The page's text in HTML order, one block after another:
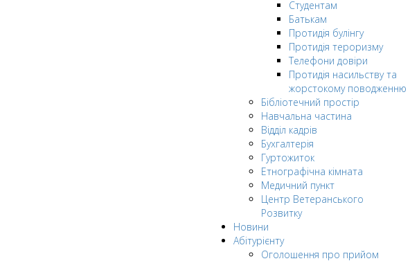
Студентам
Батькам
Протидія булінгу
Протидія тероризму
Телефони довіри
Протидія насильству та
жорстокому поводженню
Бібліотечний простір
Навчальна частина
Відділ кадрів
Бухгалтерія
Гуртожиток
Етнографічна кімната
Медичний пункт
Центр Ветеранського
Розвитку
Новини
Абітурієнту
Оголошення про прийом